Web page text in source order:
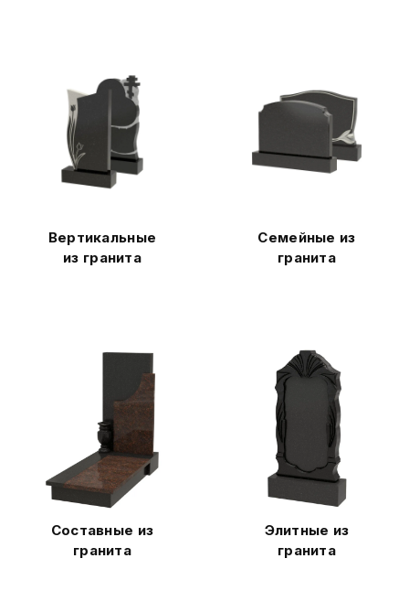
Вертикальные
из гранита
Семейные из
гранита
Составные из
гранита
Элитные из
гранита